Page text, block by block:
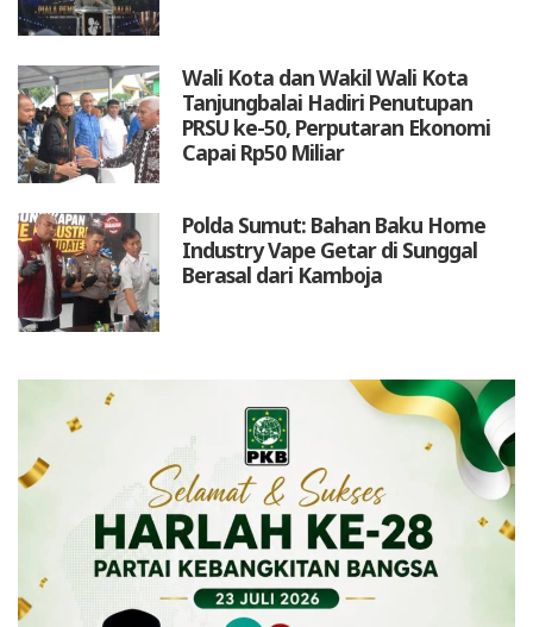
Wali Kota dan Wakil Wali Kota
Tanjungbalai Hadiri Penutupan
PRSU ke-50, Perputaran Ekonomi
Capai Rp50 Miliar
Polda Sumut: Bahan Baku Home
Industry Vape Getar di Sunggal
Berasal dari Kamboja